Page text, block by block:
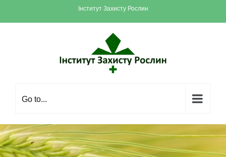
Інститут Захисту Рослин
Go to...